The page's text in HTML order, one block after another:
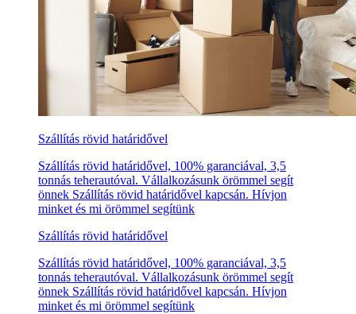
Szállítás rövid határidővel
Szállítás rövid határidővel, 100% garanciával, 3,5
tonnás teherautóval. Vállalkozásunk örömmel segít
önnek Szállítás rövid határidővel kapcsán. Hívjon
minket és mi örömmel segítünk
Szállítás rövid határidővel
Szállítás rövid határidővel, 100% garanciával, 3,5
tonnás teherautóval. Vállalkozásunk örömmel segít
önnek Szállítás rövid határidővel kapcsán. Hívjon
minket és mi örömmel segítünk